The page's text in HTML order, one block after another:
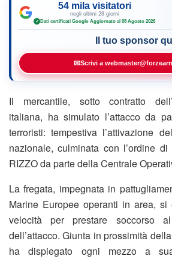
54 mila visitatori
negli ultimi 28 giorni
✓ Dati certificati Google·Aggiornato al 08 Agosto 2026
Il tuo sponsor
✉Scrivi a
Il mercantile, sotto contratto
italiana, ha simulato l’attacco da
terroristi: tempestiva l’attivazione
nazionale, culminata con l’ordine
RIZZO da parte della Centrale
La fregata, impegnata in
Marine Europee operanti in area,
velocità per prestare soccorso
dell’attacco. Giunta in prossimità
ha dispiegato ogni mezzo a